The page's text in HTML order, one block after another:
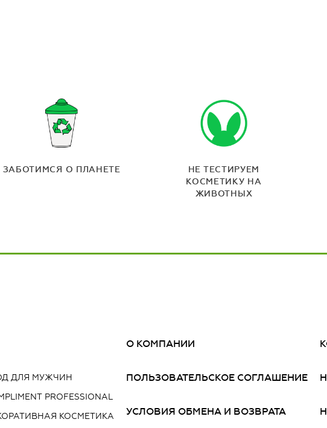
ЗАБОТИМСЯ О ПЛАНЕТЕ
НЕ ТЕСТИРУЕМ
КОСМЕТИКУ НА
ЖИВОТНЫХ
ДЛЯ МУЖЧИН
PROFESSIONAL
КОСМЕТИКА
О КОМПАНИИ
ПОЛЬЗОВАТЕЛЬСКОЕ СОГЛАШЕНИЕ
УСЛОВИЯ ОБМЕНА И ВОЗВРАТА